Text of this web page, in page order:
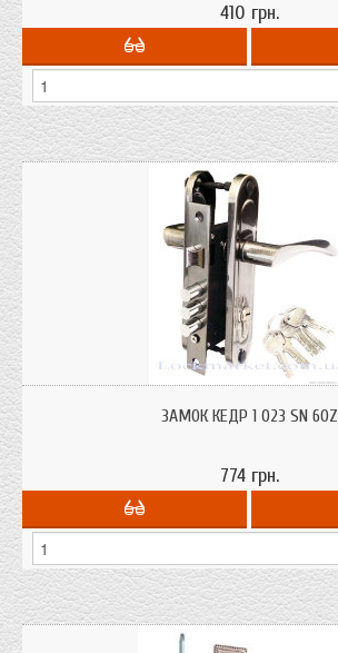
410 грн.
дерев'яних дверей в комплекті з циліндром 60 мм.
ЗАМОК КЕДР 1 023 SN 60Z
774 грн.